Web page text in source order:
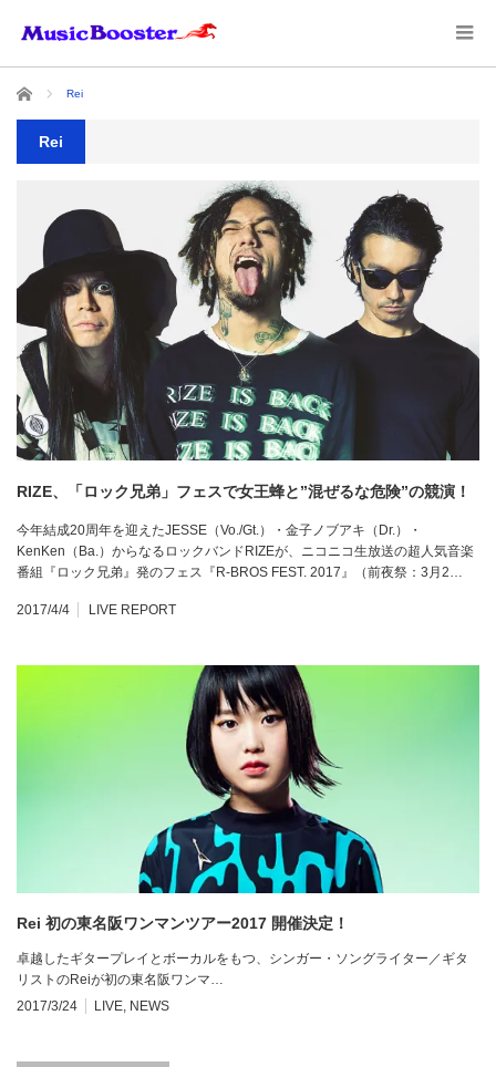
ホーム Rei
Rei
RIZE、「ロック兄弟」フェスで女王蜂と”混ぜるな危険”の競演！
今年結成20周年を迎えたJESSE（Vo./Gt.）・金子ノブアキ（Dr.）・
KenKen（Ba.）からなるロックバンドRIZEが、ニコニコ生放送の超人気音楽
番組『ロック兄弟』発のフェス『R-BROS FEST. 2017』（前夜祭：3月2…
2017/4/4 LIVE REPORT
Rei 初の東名阪ワンマンツアー2017 開催決定！
卓越したギタープレイとボーカルをもつ、シンガー・ソングライター／ギタ
リストのReiが初の東名阪ワンマ…
2017/3/24
LIVE NEWS